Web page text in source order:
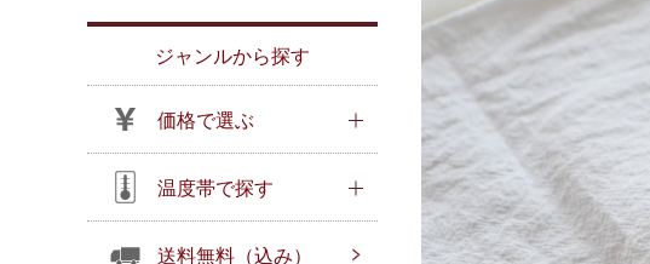
ジャンルから探す
価格で選ぶ
温度帯で探す
送料無料（込み）